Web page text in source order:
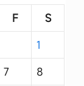
F
S
1
7 8